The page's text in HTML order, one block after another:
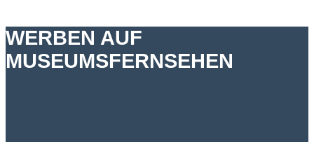
WERBEN AUF
MUSEUMSFERNSEHEN